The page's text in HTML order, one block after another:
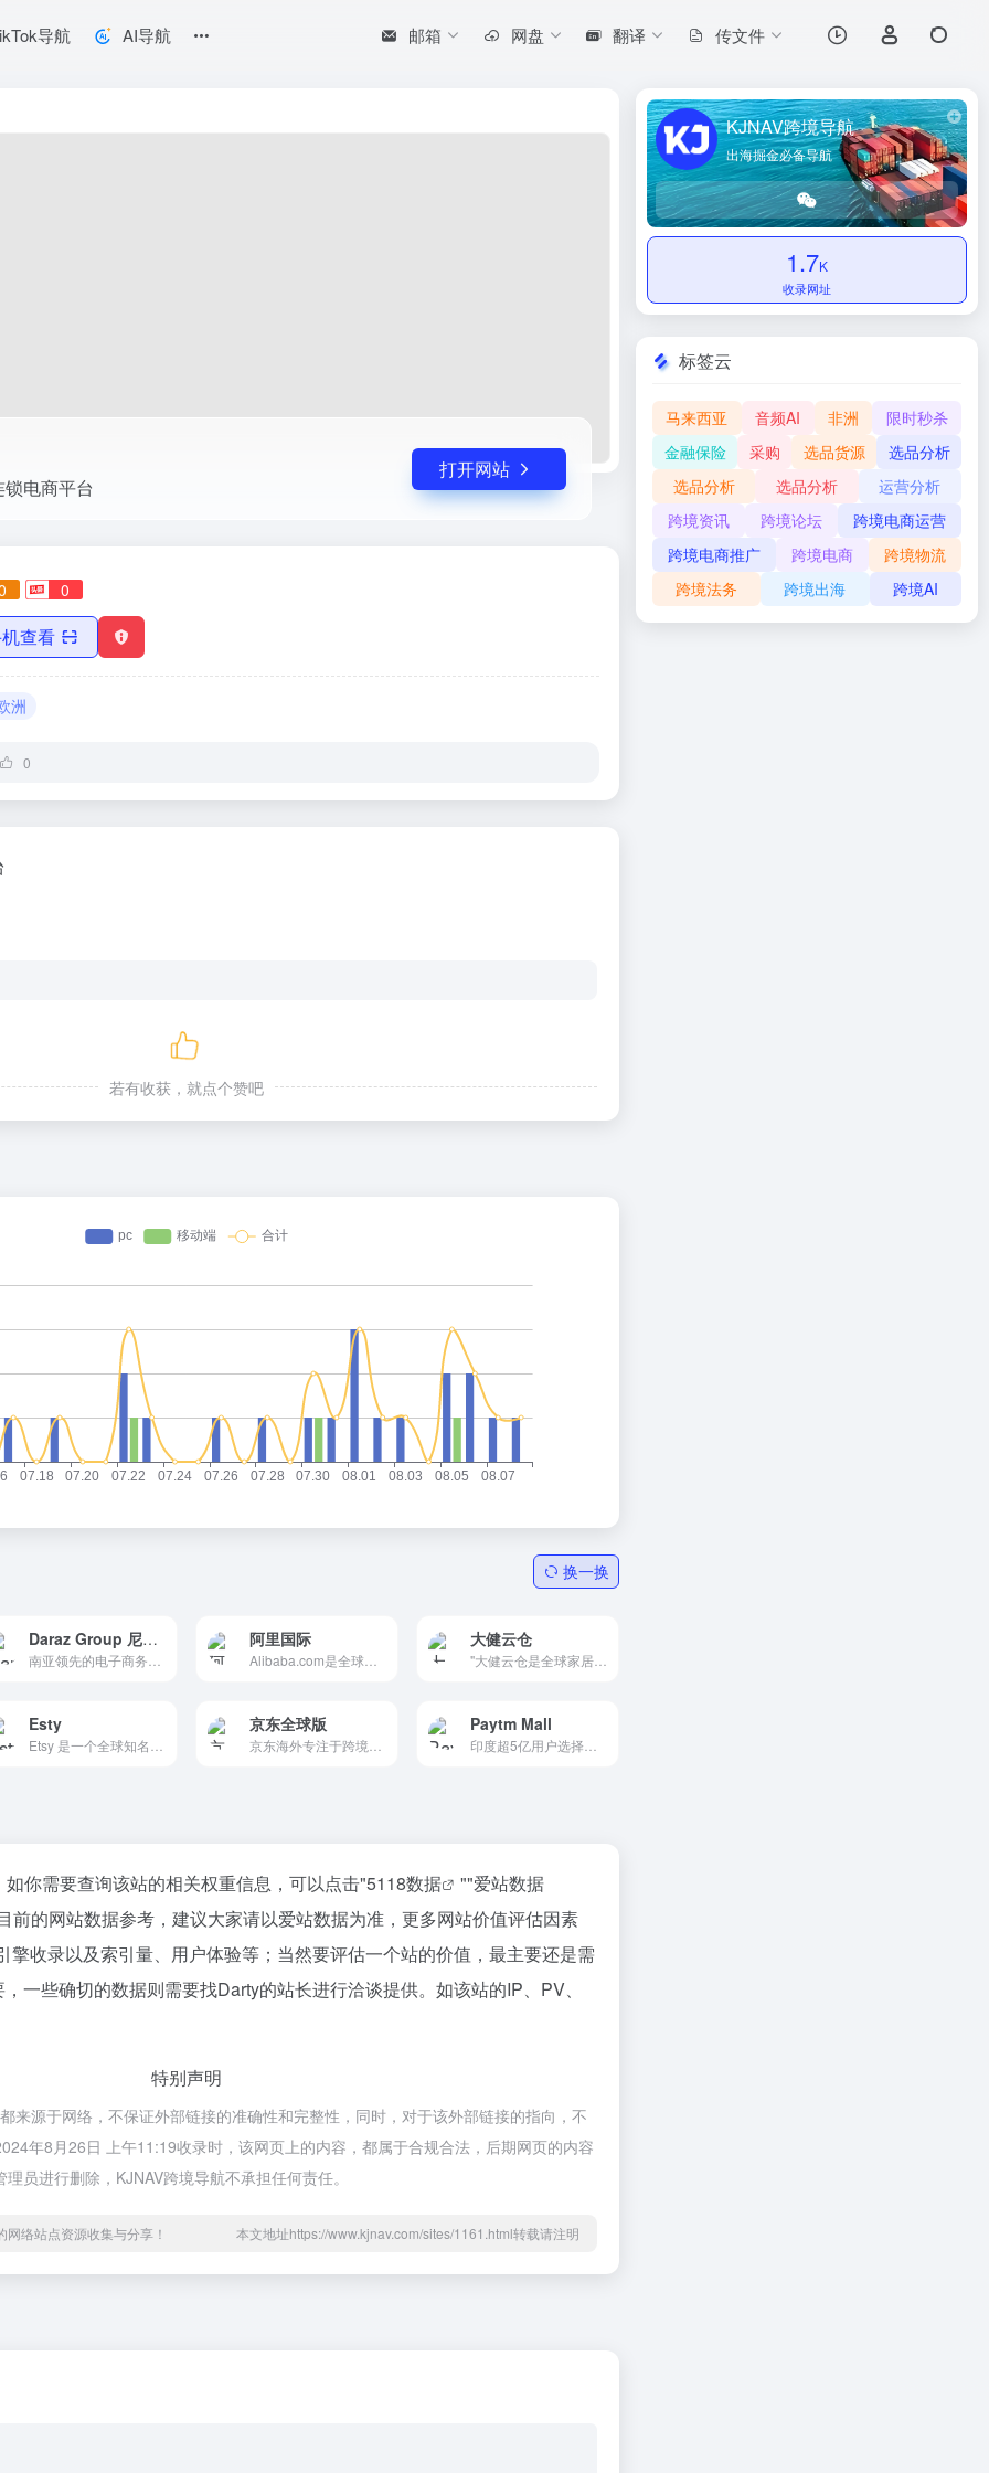
导航 AI导航 邮箱 网盘 翻译 传文件
电商平台
打开网站
0
查看
洲
0
若有收获，就点个赞吧
换一换
Daraz Group 尼泊尔 阿里国际 大健云仓
Esty 京东全球版 Paytm Mall
你需要查询该站的相关权重信息，可以点击"5118数据 ""爱站数据
前的网站数据参考，建议大家请以爱站数据为准，更多网站价值评估因素
擎收录以及索引量、用户体验等；当然要评估一个站的价值，最主要还是需
一些确切的数据则需要找Darty的站长进行洽谈提供。如该站的IP、PV、
特别声明
来源于网络，不保证外部链接的准确性和完整性，同时，对于该外部链接的指向，不
年8月26日 上午11:19收录时，该网页上的内容，都属于合规合法，后期网页的内容
员进行删除，KJNAV跨境导航不承担任何责任。
络站点资源收集与分享！ 本文地址https://www.kjnav.com/sites/1161.html转载请注明
KJNAV跨境导航
出海掘金必备导航
1.7K
收录网址
标签云
马来西亚 音频AI 非洲
限时秒杀
金融保险
采购 选品货源
选品分析
选品分析
选品分析
运营分析
跨境资讯
跨境论坛
跨境电商运营
跨境电商推广
跨境电商
跨境物流
跨境法务
跨境出海 跨境AI